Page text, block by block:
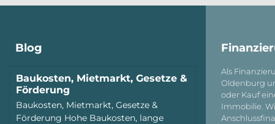
Blog
Baukosten, Mietmarkt, Gesetze &
Förderung
Baukosten, Mietmarkt, Gesetze &
Förderung Hohe Baukosten, lange
Als
Oldenburg
oder Kauf
Immobilie.